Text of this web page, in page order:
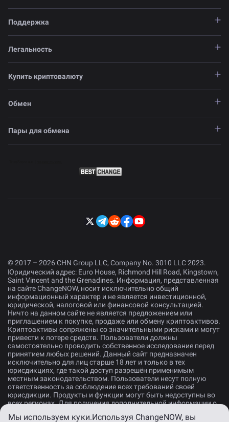
Поддержка
Легальность
Купить криптовалюту
Обмен
Пары для обмена
© 2017 – 2026 CHN Group LLC, Company No. 3010 LLC 2023.
Юридический адрес: Euro House, Richmond Hill Road, Kingstown,
Saint Vincent and the Grenadines. Информация, представленная
на сайте ChangeNOW, носит исключительно общий
информационный характер и не является инвестиционной,
юридической, налоговой или финансовой консультацией.
Ничто на данном сайте не является предложением или
приглашением к покупке, продаже или обмену криптоактивов.
Криптоактивы сопряжены со значительными рисками и могут
привести к потере средств. Пользователи должны
самостоятельно проводить собственное исследование перед
принятием любых решений. Данный сайт предназначен
исключительно для лиц старше 18 лет и только в тех
юрисдикциях, где такой доступ разрешён применимым
местным законодательством. Пользователи несут полную
ответственность за соблюдение всех требований своей
юрисдикции. Продукты и функции могут быть недоступны во
всех регионах. Для получения дополнительной информации о
раскрытии рисков .
Мы используем куки.Используя ChangeNOW, вы